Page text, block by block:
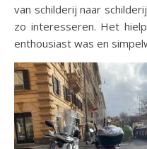
van schilderij naar
zo interesseren. Het
enthousiast was en